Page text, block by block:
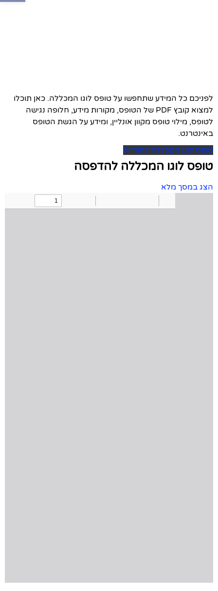
לפניכם כל המידע שתחפשו על טופס לוגו המכללה. כאן תוכלו
למצוא קובץ PDF של הטופס, מקורות מידע, חלופה נגישה
לטופס, מילוי טופס מקוון אונליין, ומידע על הגשת הטופס
באינטרנט.
טופס לוגו המכללה להורדה
טופס לוגו המכללה להדפסה
הצג במסך מלא